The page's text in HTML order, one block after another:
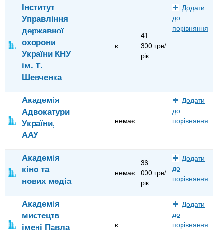
Інститут
Управління
державної
охорони
України КНУ
ім. Т.
Шевченка
є
41
300 грн/
рік
Додати
до
порівняння
Академія
Адвокатури
України,
ААУ
немає
Додати
до
порівняння
Академія
кіно та
нових медіа
немає
36
000 грн/
рік
Додати
до
порівняння
Академія
мистецтв
імені Павла
є
Додати
до
порівняння